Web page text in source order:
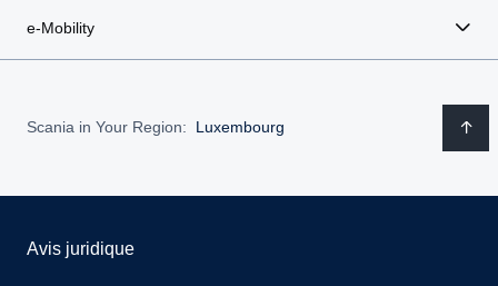
e-Mobility
Scania in Your Region: Luxembourg
Avis juridique